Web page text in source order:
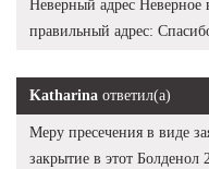
Неверный адрес Неверное
правильный адрес:
Katharina ответил(а)
Меру пресечения в виде
закрытие в этот